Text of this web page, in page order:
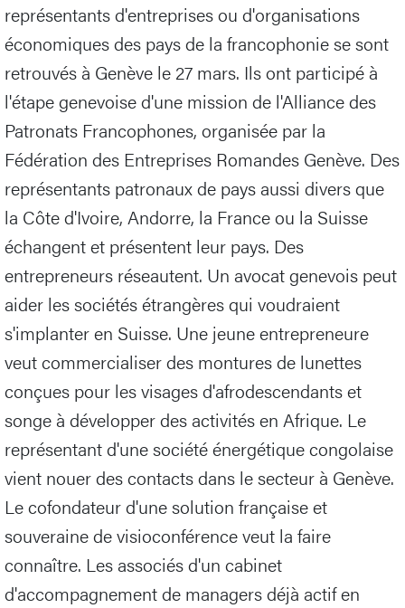
représentants d'entreprises ou d'organisations
économiques des pays de la francophonie se sont
retrouvés à Genève le 27 mars. Ils ont participé à
l'étape genevoise d'une mission de l'Alliance des
Patronats Francophones, organisée par la
Fédération des Entreprises Romandes Genève. Des
représentants patronaux de pays aussi divers que
la Côte d'Ivoire, Andorre, la France ou la Suisse
échangent et présentent leur pays. Des
entrepreneurs réseautent. Un avocat genevois peut
aider les sociétés étrangères qui voudraient
s'implanter en Suisse. Une jeune entrepreneure
veut commercialiser des montures de lunettes
conçues pour les visages d'afrodescendants et
songe à développer des activités en Afrique. Le
représentant d'une société énergétique congolaise
vient nouer des contacts dans le secteur à Genève.
Le cofondateur d'une solution française et
souveraine de visioconférence veut la faire
connaître. Les associés d'un cabinet
d'accompagnement de managers déjà actif en